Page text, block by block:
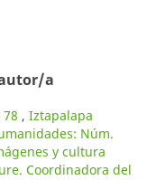
a
, Iztapalapa
Núm.
y cultura
Coordinadora del